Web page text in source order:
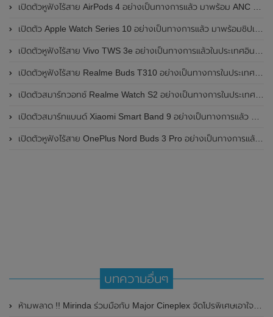
เปิดตัวหูฟังไร้สาย AirPods 4 อย่างเป็นทางการแล้ว มาพร้อม ANC และฟีเจอร์ใหม่มากมาย
เปิดตัว Apple Watch Series 10 อย่างเป็นทางการแล้ว มาพร้อมชิปเซ็ตรุ่น S10
เปิดตัวหูฟังไร้สาย Vivo TWS 3e อย่างเป็นทางการแล้วในประเทศอินเดีย มาพร้อมระบบตัดเสียงรบกวน ANC ที่ 30dB , ป้องกันฝุ่นและกันน้ำที่ระดับ IP54 , แบตเตอรี่สามารถใช้งานนานสูงสุด 36 ชั่วโมง
เปิดตัวหูฟังไร้สาย Realme Buds T310 อย่างเป็นทางการในประเทศอินเดีย มาพร้อมระบบตัดเสียงรบกวน ANC สูงสุด 46dB , เสียงรอบทิศทาง 360 องศา , แบตเตอรี่สามารถใช้งานได้นานสูงสุด 40 ชั่วโมง
เปิดตัวสมาร์ทวอทช์ Realme Watch S2 อย่างเป็นทางการในประเทศอินเดีย มาพร้อมตัวเรือนสแตนเลสสตีล , หน้าจอแสดงผล AMOLED ขนาด 1.43 นิ้ว , แบตเตอรี่ขนาดใหญ่ใช้งานได้นาน 20 วัน และรองรับคำสั่งเสียง Super AI Engine ที่ขับเคลื่อนโดย ChatGPT
เปิดตัวสมาร์ทแบนด์ Xiaomi Smart Band 9 อย่างเป็นทางการแล้ว มาพร้อมหน้าจอ AMOLED ขนาด 1.62 นิ้ว , ตัวเรือนเป็นโลหะ และแบตเตอรี่สุดอึดสามารถใช้งานได้นานถึง 21 วัน
เปิดตัวหูฟังไร้สาย OnePlus Nord Buds 3 Pro อย่างเป็นทางการแล้ว มาพร้อมระบบตัดเสียงรบกวน (ANC) สามารถลดเสียงรบกวนได้ 49dB และแบตเตอรี่สุดอึดใช้งานได้นานสูงสุดถึง 44 ชั่วโมง
บทความอื่นๆ
ห้ามพลาด !! Mirinda ร่วมมือกับ Major Cineplex จัดโปรพิเศษเอาใจคนรักหนัง Mirinda x Major Special Set (มิรินด้า X เมเจอร์ สเปเชียลเซ็ท) ฟรี!!ตั๋วหนัง , คูปองส่วนลด และเครื่องดื่ม ในราคาเพียง 129 บาท